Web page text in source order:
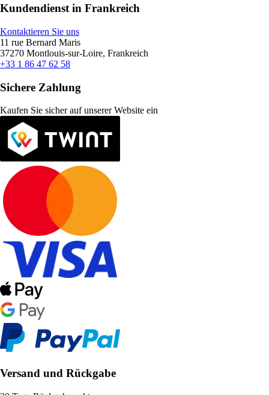
Kundendienst in Frankreich
Kontaktieren Sie uns
11 rue Bernard Maris
37270 Montlouis-sur-Loire, Frankreich
+33 1 86 47 62 58
Sichere Zahlung
Kaufen Sie sicher auf unserer Website ein
Versand und Rückgabe